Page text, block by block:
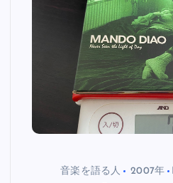
音楽を語る人 2007年